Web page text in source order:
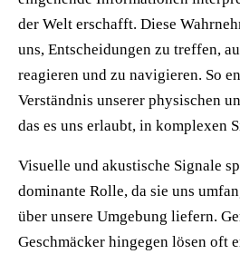
der Welt erschafft. Diese
uns, Entscheidungen zu treffen,
reagieren und zu navigieren. So
Verständnis unserer physischen
das es uns erlaubt, in komplexen
Visuelle und akustische Signale
dominante Rolle, da sie uns
über unsere Umgebung liefern.
Geschmäcker hingegen lösen oft